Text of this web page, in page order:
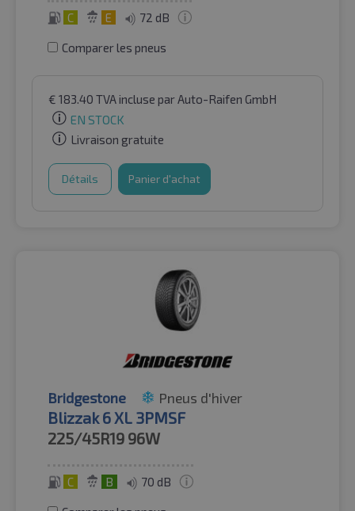
C E 72 dB
Comparer les pneus
€ 183.40 TVA incluse par Auto-Raifen GmbH
EN STOCK
Livraison gratuite
Détails Panier d'achat
Bridgestone Pneus d'hiver
Blizzak 6 XL 3PMSF
225/45R19 96W
C B 70 dB